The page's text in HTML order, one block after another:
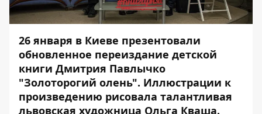
26 января в Киеве презентовали
обновленное переиздание детской
книги Дмитрия Павлычко
"Золоторогий олень". Иллюстрации к
произведению рисовала талантливая
львовская художница Ольга Кваша.